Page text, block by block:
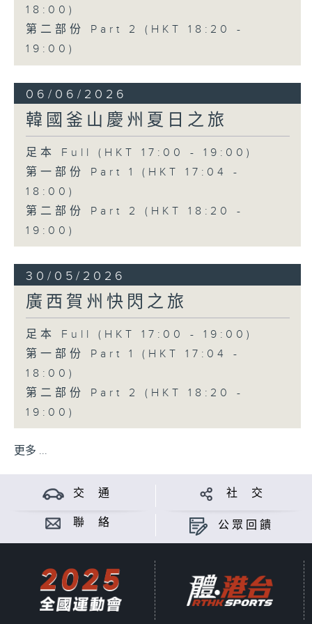
18:00)
第二部份 Part 2 (HKT 18:20 -
19:00)
06/06/2026
韓國釜山慶州夏日之旅
足本 Full (HKT 17:00 - 19:00)
第一部份 Part 1 (HKT 17:04 -
18:00)
第二部份 Part 2 (HKT 18:20 -
19:00)
30/05/2026
廣西賀州快閃之旅
足本 Full (HKT 17:00 - 19:00)
第一部份 Part 1 (HKT 17:04 -
18:00)
第二部份 Part 2 (HKT 18:20 -
19:00)
更多 ...
交 通 社 交
聯 絡 公眾回饋